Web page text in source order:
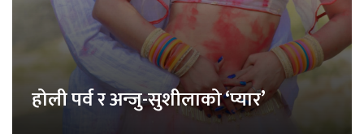
होली पर्व र अन्जु-सुशीलाको ‘प्यार’